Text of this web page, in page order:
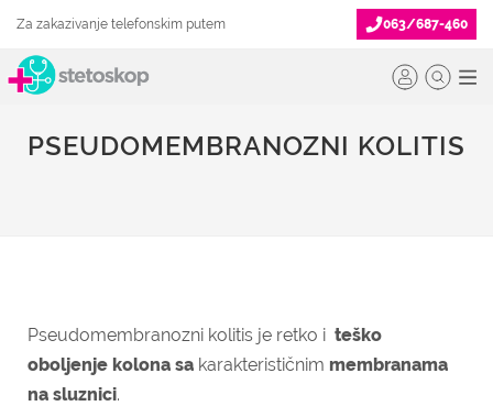
Za zakazivanje telefonskim putem 063/687-460
PSEUDOMEMBRANOZNI KOLITIS
Pseudomembranozni kolitis je retko i teško
oboljenje kolona sa karakterističnim membranama
na sluznici.